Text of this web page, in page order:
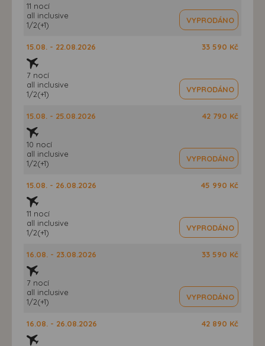
11 nocí
all inclusive
1/2(+1)
VYPRODÁNO
15.08. - 22.08.2026
7 nocí
all inclusive
1/2(+1)
33 590 Kč
VYPRODÁNO
15.08. - 25.08.2026
10 nocí
all inclusive
1/2(+1)
42 790 Kč
VYPRODÁNO
15.08. - 26.08.2026
11 nocí
all inclusive
1/2(+1)
45 990 Kč
VYPRODÁNO
16.08. - 23.08.2026
7 nocí
all inclusive
1/2(+1)
33 590 Kč
VYPRODÁNO
16.08. - 26.08.2026 42 890 Kč